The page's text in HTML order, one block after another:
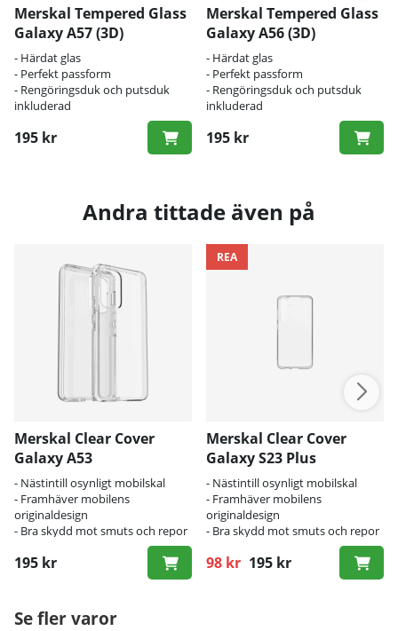
Merskal Tempered Glass
Galaxy A57 (3D)
- Härdat glas
- Perfekt passform
- Rengöringsduk och putsduk
inkluderad
195 kr
Merskal Tempered Glass
Galaxy A56 (3D)
- Härdat glas
- Perfekt passform
- Rengöringsduk och putsduk
inkluderad
195 kr
Andra tittade även på
Merskal Clear Cover
Galaxy A53
- Nästintill osynligt mobilskal
- Framhäver mobilens
originaldesign
- Bra skydd mot smuts och repor
195 kr
REA
Merskal Clear Cover
Galaxy S23 Plus
- Nästintill osynligt mobilskal
- Framhäver mobilens
originaldesign
- Bra skydd mot smuts och repor
98 kr 195 kr
Ordinarie pris:
Se fler varor